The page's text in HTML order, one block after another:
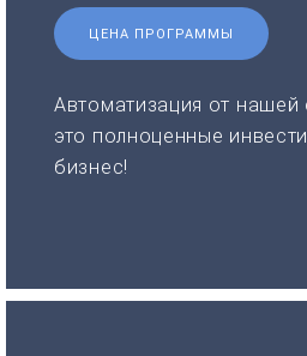
ЦЕНА ПРОГРАММЫ
Автоматизация от нашей
это полноценные
бизнес!